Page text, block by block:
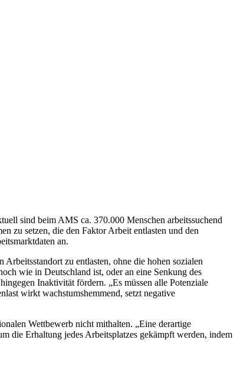
sind beim AMS ca. 370.000 Menschen arbeitssuchend
zu setzen, die den Faktor Arbeit entlasten und den
an.
zu entlasten, ohne die hohen sozialen
wie in Deutschland ist, oder an eine Senkung des
Inaktivität fördern. „Es müssen alle Potenziale
wirkt wachstumshemmend, setzt negative
Wettbewerb nicht mithalten. „Eine derartige
die Erhaltung jedes Arbeitsplatzes gekämpft werden, indem